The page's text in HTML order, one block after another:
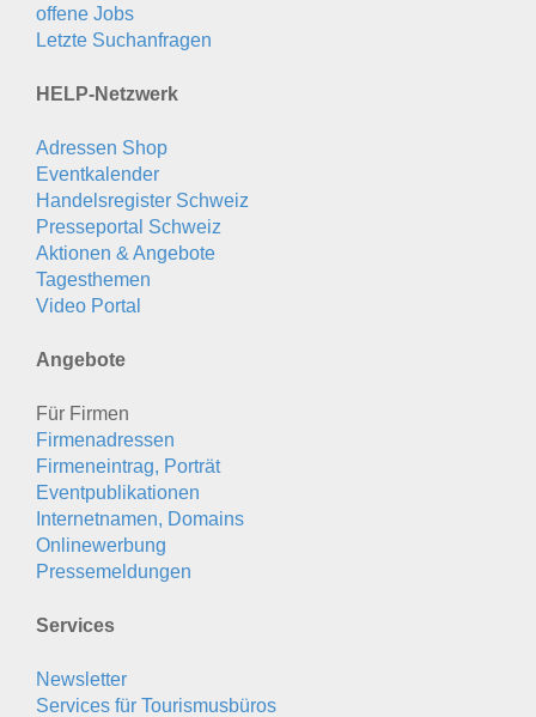
offene Jobs
Letzte Suchanfragen
HELP-Netzwerk
Adressen Shop
Eventkalender
Handelsregister Schweiz
Presseportal Schweiz
Aktionen & Angebote
Tagesthemen
Video Portal
Angebote
Für Firmen
Firmenadressen
Firmeneintrag, Porträt
Eventpublikationen
Internetnamen, Domains
Onlinewerbung
Pressemeldungen
Services
Newsletter
Services für Tourismusbüros